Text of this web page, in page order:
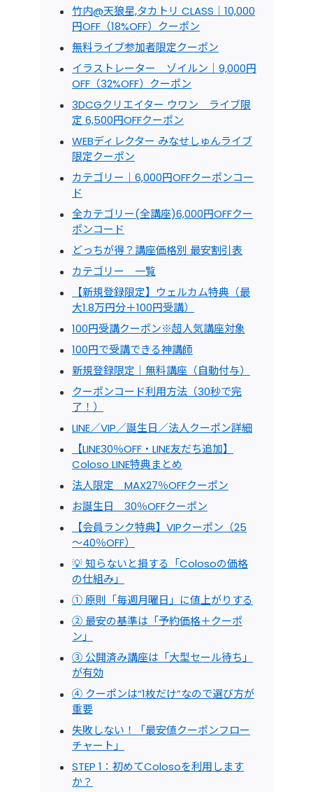
竹内@天狼星,タカトリ CLASS｜10,000
円OFF（18%OFF）クーポン
無料ライブ参加者限定クーポン
イラストレーター ゾイルン｜9,000円
OFF（32%OFF）クーポン
3DCGクリエイター ウワン ライブ限
定 6,500円OFFクーポン
WEBディレクター みなせしゅんライブ
限定クーポン
カテゴリー｜6,000円OFFクーポンコー
ド
全カテゴリー(全講座)6,000円OFFクー
ポンコード
どっちが得？講座価格別 最安割引表
カテゴリー 一覧
【新規登録限定】ウェルカム特典（最
大1.8万円分＋100円受講）
100円受講クーポン※超人気講座対象
100円で受講できる神講師
新規登録限定｜無料講座（自動付与）
クーポンコード利用方法（30秒で完
了！）
LINE／VIP／誕生日／法人クーポン詳細
【LINE30％OFF・LINE友だち追加】
Coloso LINE特典まとめ
法人限定 MAX27％OFFクーポン
お誕生日 30％OFFクーポン
【会員ランク特典】VIPクーポン（25
～40％OFF）
💡 知らないと損する「Colosoの価格
の仕組み」
① 原則「毎週月曜日」に値上がりする
② 最安の基準は「予約価格＋クーポ
ン」
③ 公開済み講座は「大型セール待ち」
が有効
④ クーポンは“1枚だけ”なので選び方が
重要
失敗しない！「最安値クーポンフロー
チャート」
STEP 1：初めてColosoを利用します
か？